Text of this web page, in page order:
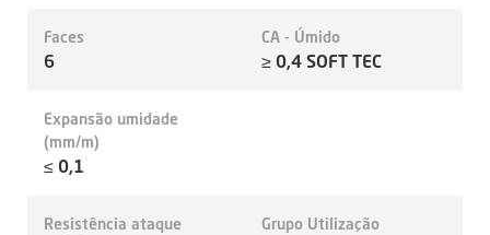
Faces
6
CA - Úmido
≥ 0,4 SOFT TEC
Expansão umidade
(mm/m)
≤ 0,1
Resistência ataque
Grupo Utilização